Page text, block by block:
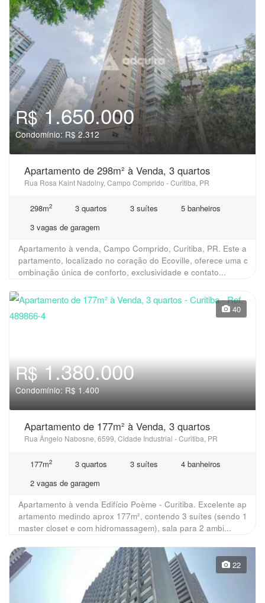
R$1.650.000
Condomínio: R$ 2.312
Apartamento de 298m² à Venda, 3 quartos
Rua Rosa Kaint Nadolny, Campo Comprido - Curitiba, PR
298m2 3 quartos 3 suítes
5 banheiros
3 vagas de garagem
Apartamento à venda, Campo Comprido, Curitiba, PR. Este a
partamento, localizado no coração do Ecoville, oferece uma c
ombinação única de conforto, exclusividade e contato...
40
R$1.380.000
Condomínio: R$ 1.400
Apartamento de 177m² à Venda, 3 quartos
Rua Ângelo Nabosne, 6599, Cidade Industrial - Curitiba, PR
177m2 3 quartos 3 suítes
4 banheiros
2 vagas de garagem
Apartamento à venda Edifício Poème - Curitiba. Excelente ap
artamento medindo aprox 177m², contendo 3 suítes (sendo 1
master closet e com hidromassagem), sala para 2 ambi...
22